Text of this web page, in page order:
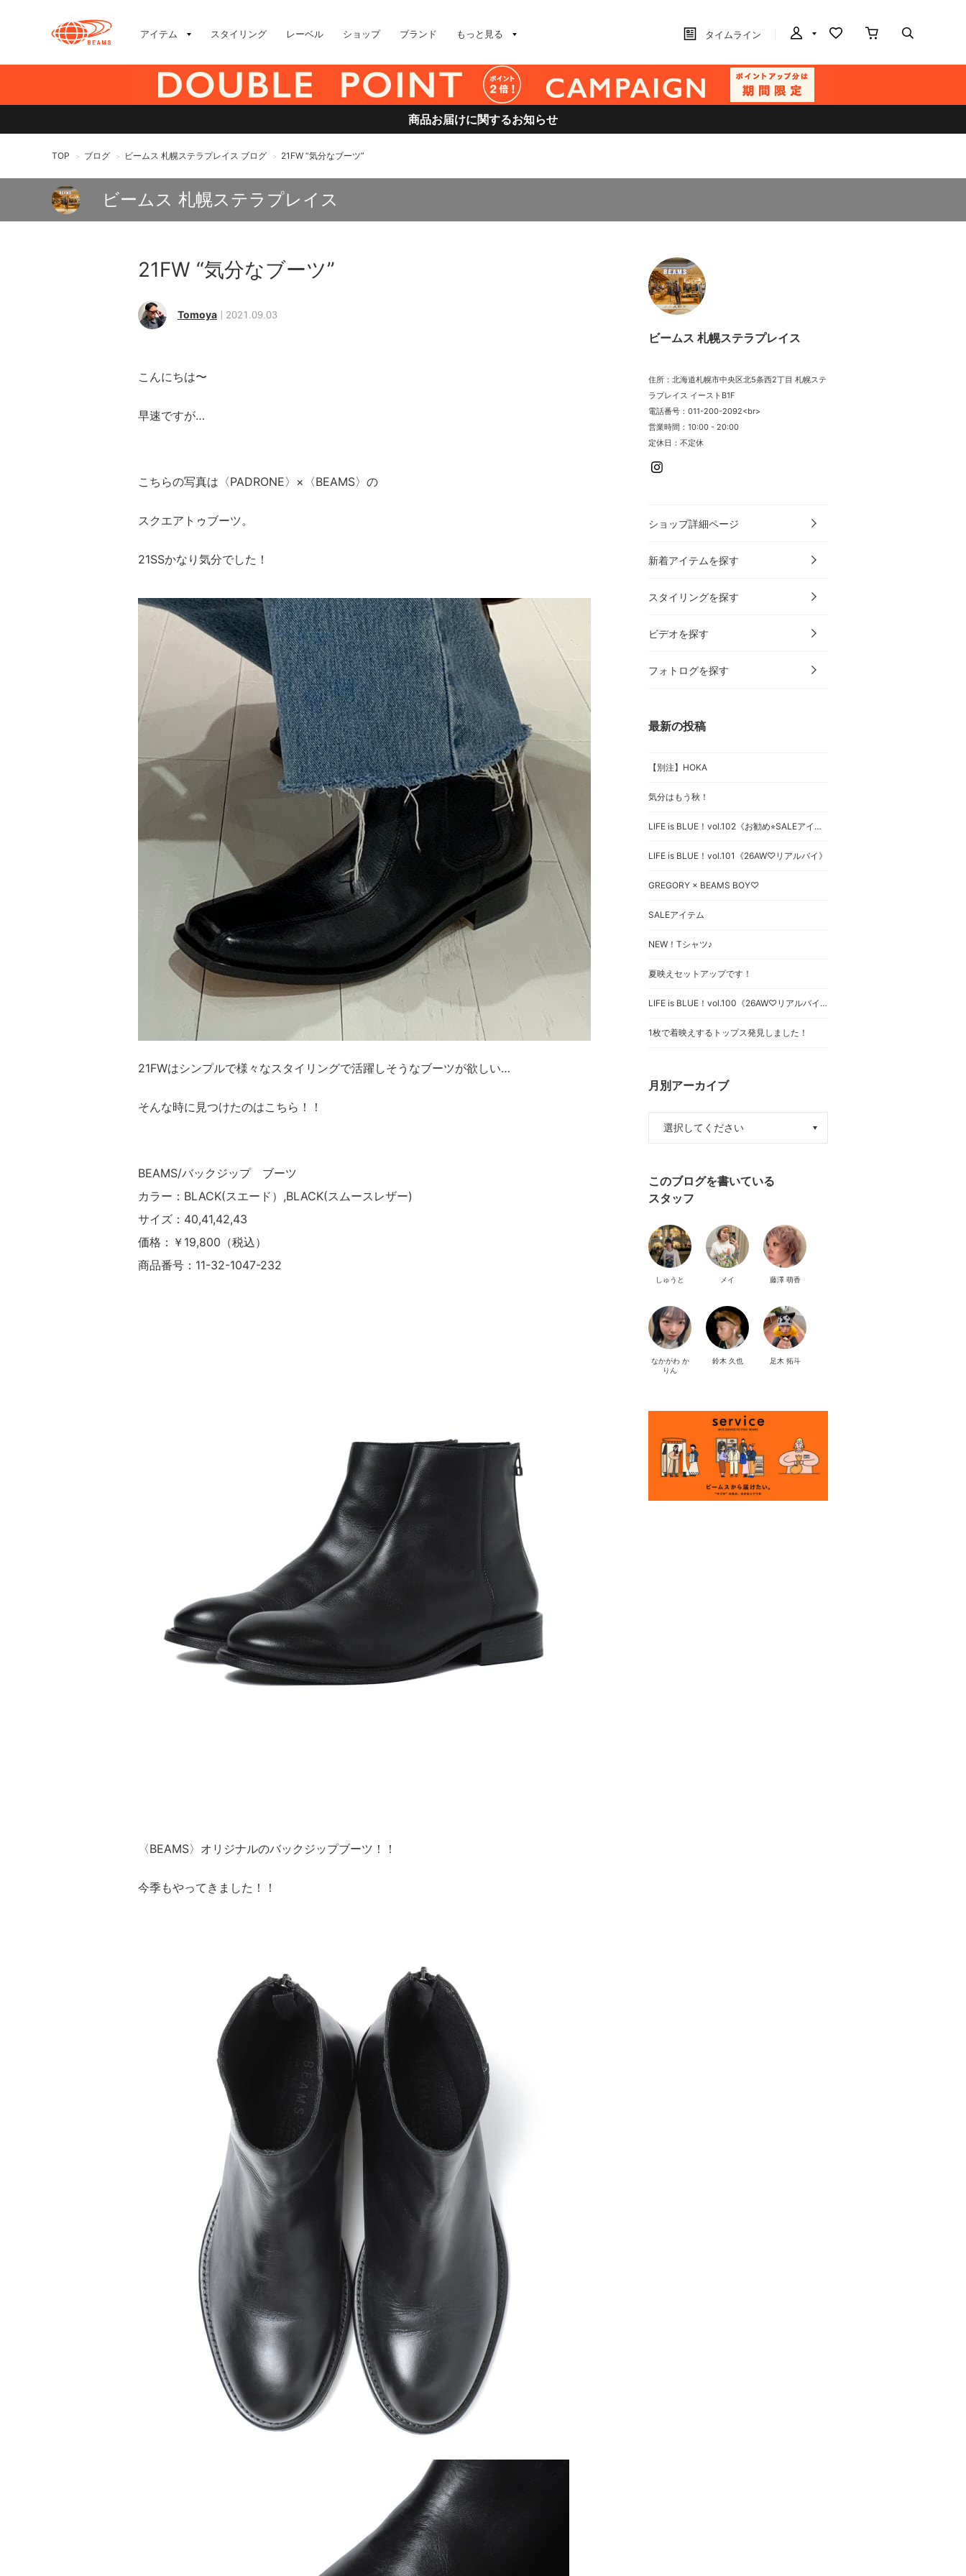
アイテム スタイリング レーベル ショップ ブランド もっと見る タイムライン
商品お届けに関するお知らせ
TOP > ブログ > ビームス 札幌ステラプレイス ブログ > 21FW “気分なブーツ”
ビームス 札幌ステラプレイス
21FW “気分なブーツ”
Tomoya 2021.09.03
こんにちは〜
早速ですが…
こちらの写真は〈PADRONE〉×〈BEAMS〉の
スクエアトゥブーツ。
21SSかなり気分でした！
21FWはシンプルで様々なスタイリングで活躍しそうなブーツが欲しい…
そんな時に見つけたのはこちら！！
BEAMS/バックジップ ブーツ
カラー：BLACK(スエード）,BLACK(スムースレザー)
サイズ：40,41,42,43
価格：￥19,800（税込）
商品番号：11-32-1047-232
〈BEAMS〉オリジナルのバックジップブーツ！！
今季もやってきました！！
ビームス 札幌ステラプレイス
住所：北海道札幌市中央区北5条西2丁目 札幌ステ
ラプレイス イーストB1F
電話番号：011-200-2092<br>
営業時間：10:00 - 20:00
定休日：不定休
ショップ詳細ページ
新着アイテムを探す
スタイリングを探す
ビデオを探す
フォトログを探す
最新の投稿
【別注】HOKA
気分はもう秋！
LIFE is BLUE！vol.102《お勧め⭐︎SALEアイテム》
LIFE is BLUE！vol.101《26AW♡リアルバイ》
GREGORY × BEAMS BOY♡
SALEアイテム
NEW！Tシャツ♪
夏映えセットアップです！
LIFE is BLUE！vol.100《26AW♡リアルバイアイテム》
1枚で着映えするトップス発見しました！
月別アーカイブ
このブログを書いている
スタッフ
しゅうと メイ 藤澤 萌香
なかがわ か
りん
鈴木 久也 足木 拓斗